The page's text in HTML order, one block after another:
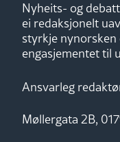
Nyheits- og
ei redaksjonelt
styrkje nynorsken
engasjementet til
Ansvarleg
Møllergata 2B,